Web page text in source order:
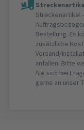
Streckenartikel -
Bestellung. Es
zusätzliche
Versand/
anfallen. Bitte
Sie sich bei
gerne an unser